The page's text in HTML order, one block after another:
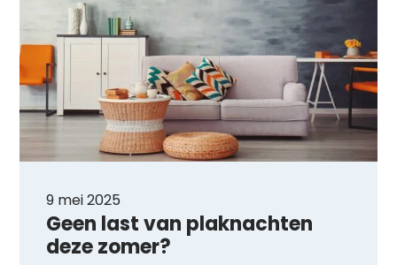
9 mei 2025
Geen last van plaknachten
deze zomer?